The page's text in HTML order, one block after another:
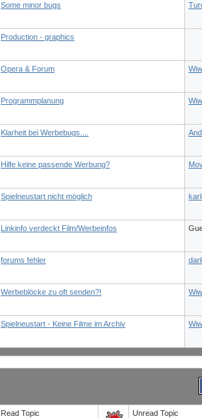
Some minor bugs
Production - graphics
Opera & Forum
Programmplanung
Klarheit bei Werbebugs....
Hilfe keine passende Werbung?
Spielneustart nicht möglich
Linkinfo verdeckt Film/Werbeinfos
forums fehler
Werbeblöcke zu oft senden?!
Spielneustart - Keine Filme im Archiv
Read Topic Unread Topic